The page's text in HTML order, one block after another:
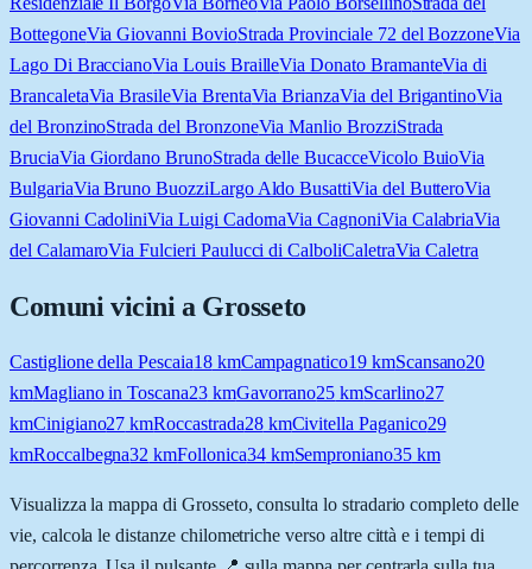
BottegoneVia Giovanni BovioStrada Provinciale 72 del BozzoneVia
Lago Di BraccianoVia Louis BrailleVia Donato BramanteVia di
BrancaletaVia BrasileVia BrentaVia BrianzaVia del BrigantinoVia
del BronzinoStrada del BronzoneVia Manlio BrozziStrada
BruciaVia Giordano BrunoStrada delle BucacceVicolo BuioVia
BulgariaVia Bruno BuozziLargo Aldo BusattiVia del ButteroVia
Giovanni CadoliniVia Luigi CadornaVia CagnoniVia CalabriaVia
del CalamaroVia Fulcieri Paulucci di CalboliCaletraVia Caletra
Comuni vicini a Grosseto
Castiglione della Pescaia18kmCampagnatico19kmScansano20
kmMagliano in Toscana23kmGavorrano25 kmScarlino27
kmCinigiano27 kmRoccastrada28kmCivitella Paganico29
kmRoccalbegna32 kmFollonica34kmSemproniano35km
Visualizza la mappa di Grosseto, consulta lo stradario completo delle
vie, calcola le distanze chilometriche verso altre città e i tempi di